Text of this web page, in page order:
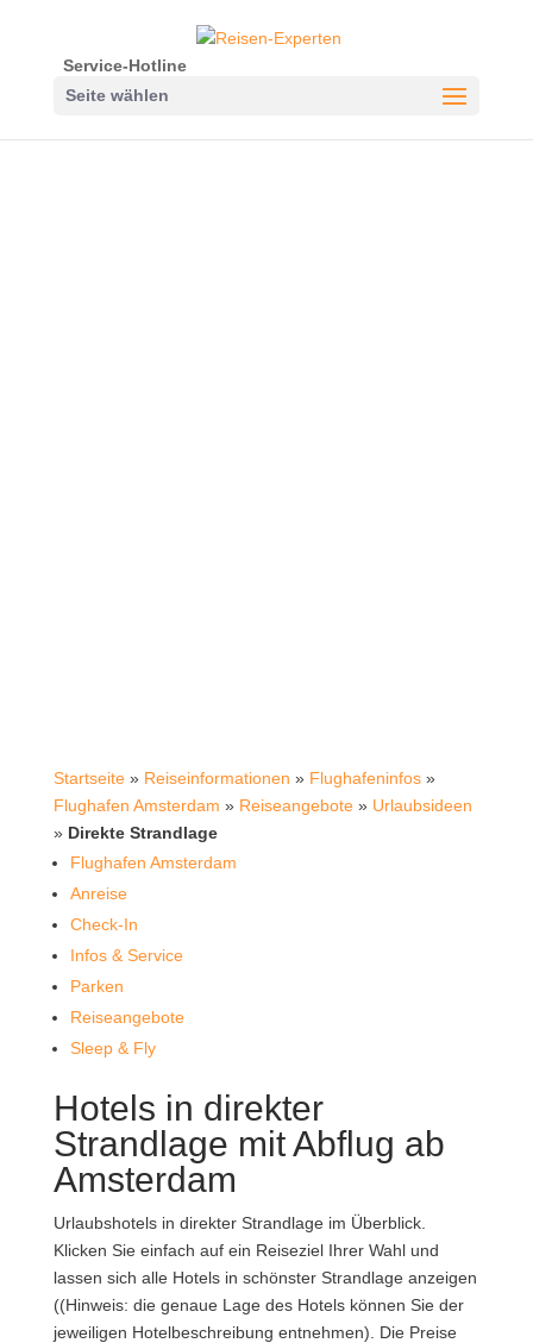
Service-Hotline
Seite wählen
Startseite» Reiseinformationen » Flughafeninfos»
Flughafen Amsterdam » Reiseangebote» Urlaubsideen
» Direkte Strandlage
Flughafen Amsterdam
Anreise
Check-In
Infos & Service
Parken
Reiseangebote
Sleep & Fly
Hotels in direkter
Strandlage mit Abflug ab
Amsterdam
Urlaubshotels in direkter Strandlage im Überblick.
Klicken Sie einfach auf ein Reiseziel Ihrer Wahl und
lassen sich alle Hotels in schönster Strandlage anzeigen
((Hinweis: die genaue Lage des Hotels können Sie der
jeweiligen Hotelbeschreibung entnehmen). Die Preise